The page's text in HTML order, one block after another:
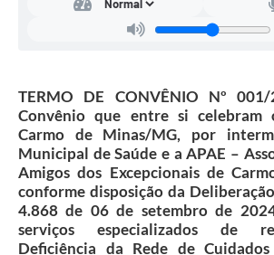
Secretarias
Projetos
Contas Públicas
Editais
TERMO DE CONVÊNIO Nº
Convênio que entre si
Carmo de Minas/MG, por
Municipal de Saúde e a APAE –
Amigos dos Excepcionais de
conforme disposição da
4.868 de 06 de setembro de
serviços especializados de
Deficiência da Rede de